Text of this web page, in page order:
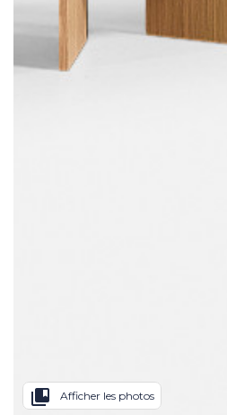
collections_bookmark Afficher les photos